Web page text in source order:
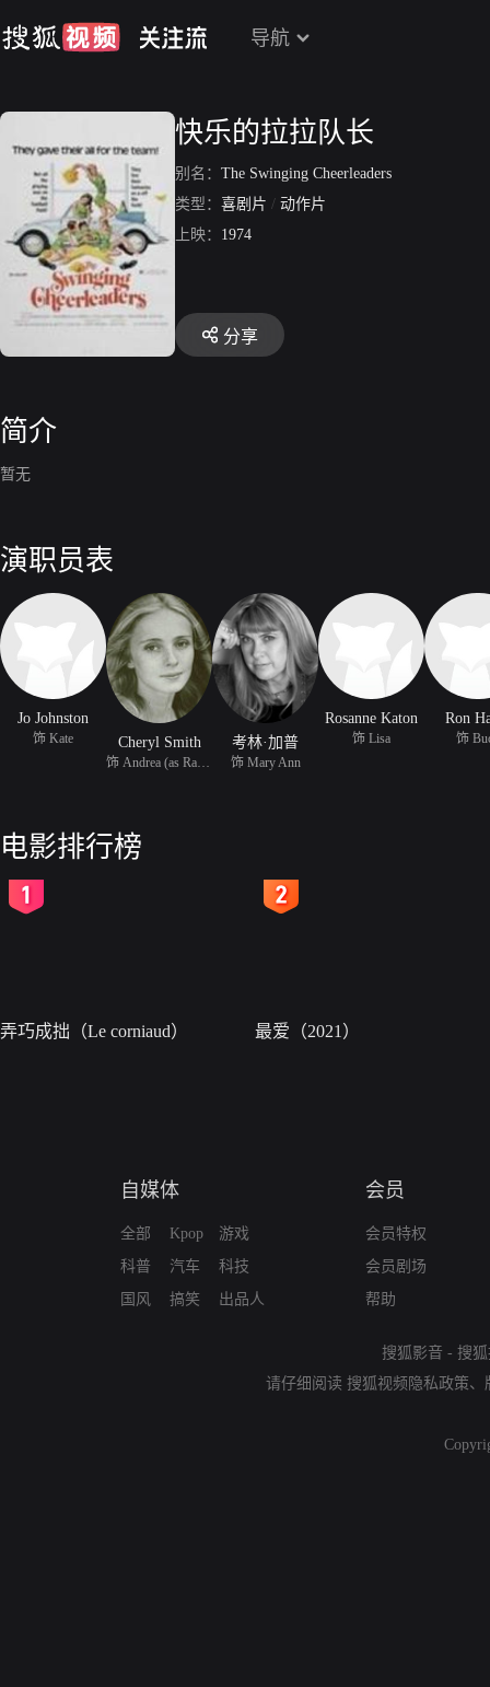
导航
快乐的拉拉队长
别名： The Swinging Cheerleaders
类型： 喜剧片 / 动作片
上映： 1974
分享
简介
暂无
演职员表
Jo Johnston
饰 Kate Cheryl Smith 考林·加普
饰 Mary Ann
Rosanne Katon
饰 Lisa
Ron
饰
电影排行榜
弄巧成拙（Le corniaud） 最爱（2021）
自媒体
全部
科普
国风
Kpop
汽车
搞笑
游戏
科技
出品人
会员
会员特权
会员剧场
帮助
搜狐影音 - 搜
请仔细阅读 搜狐视频隐私政策、